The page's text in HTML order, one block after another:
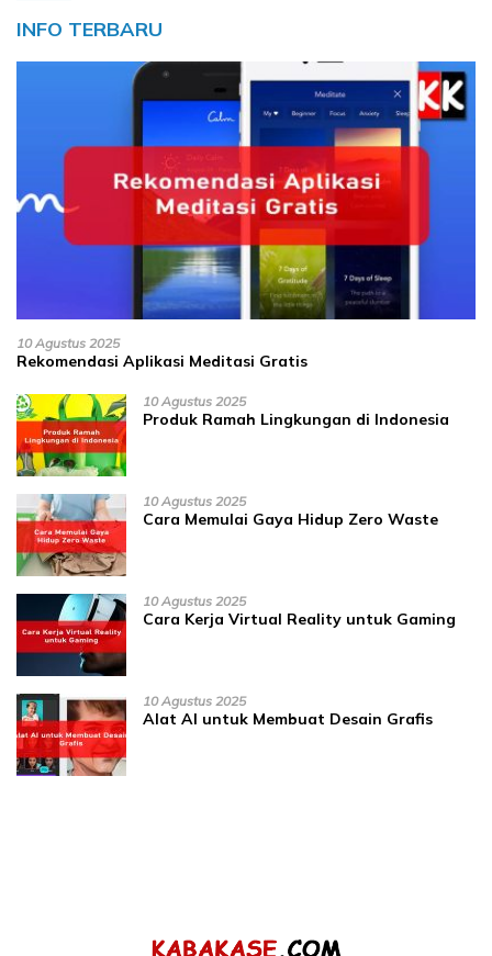
INFO TERBARU
10 Agustus 2025
Rekomendasi Aplikasi Meditasi Gratis
10 Agustus 2025
Produk Ramah Lingkungan di Indonesia
10 Agustus 2025
Cara Memulai Gaya Hidup Zero Waste
10 Agustus 2025
Cara Kerja Virtual Reality untuk Gaming
10 Agustus 2025
Alat AI untuk Membuat Desain Grafis